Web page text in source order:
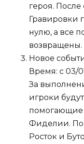
героя.
Гравировки
нулю, а все
возвращены.
Новое
Время: с 03/
За
игроки
помогающие
Фиделии. По
Росток и